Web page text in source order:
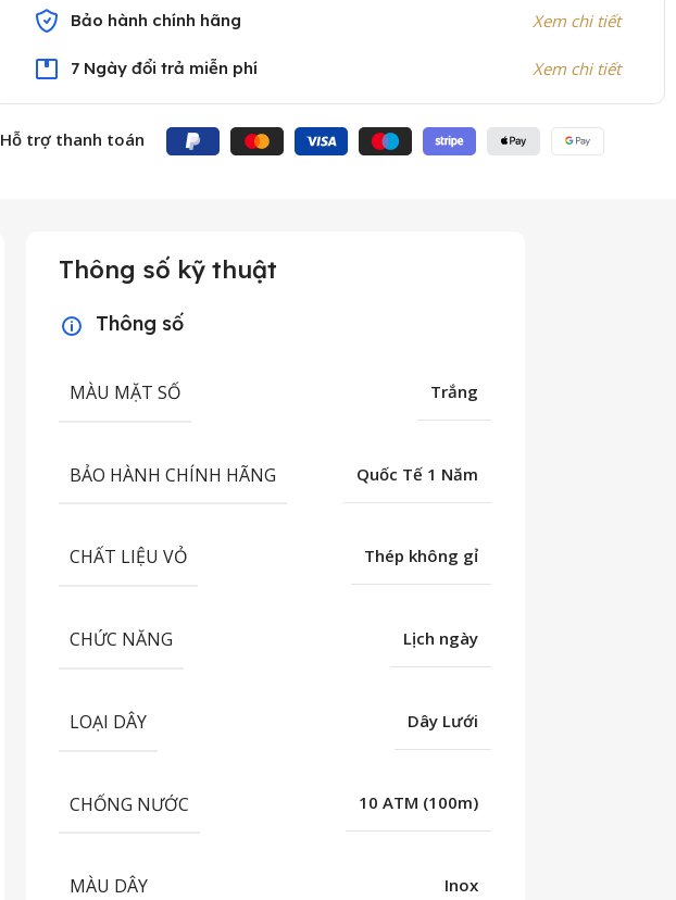
Bảo hành chính hãng Xem chi tiết
7 Ngày đổi trả miễn phí Xem chi tiết
Hỗ trợ thanh toán
Thông số kỹ thuật
Thông số
MÀU MẶT SỐ Trắng
BẢO HÀNH CHÍNH HÃNG Quốc Tế 1 Năm
CHẤT LIỆU VỎ Thép không gỉ
CHỨC NĂNG Lịch ngày
LOẠI DÂY Dây Lưới
CHỐNG NƯỚC 10 ATM (100m)
MÀU DÂY Inox